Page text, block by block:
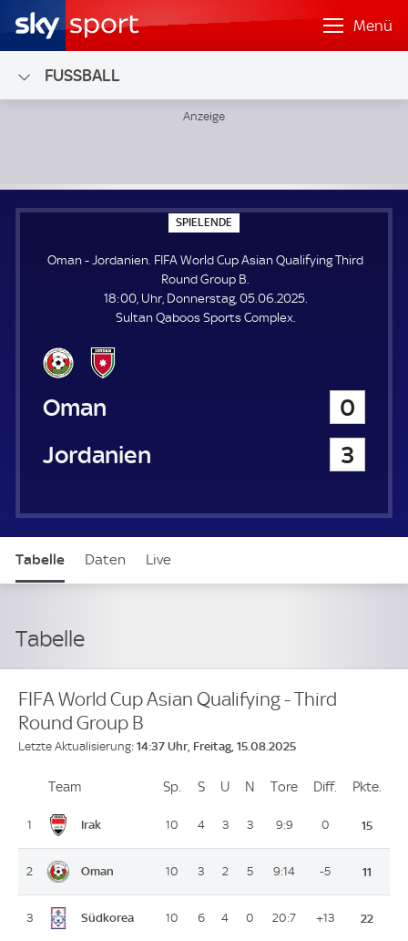
Menü
FUSSBALL
SPIELENDE
P
E
E
N
E
Oman - Jordanien. FIFA World Cup Asian Qualifying Third
Round Group B.
18:00, Uhr, Donnerstag, 05.06.2025.
Sultan Qaboos Sports Complex.
Oman
0
Jordanien
3
Tabelle Daten Live
Tabelle
FIFA World Cup Asian Qualifying - Third
Round Group B
Letzte Aktualisierung: 14:37 Uhr, Freitag, 15.08.2025
PlatzTeam Sp. Spiele
SSiege
U Unentschieden
N Niederlagen
Tore ToreDiff. Differenz
Pkte.
1 Irak 10 4 3 3 9:9 0 15
2 Oman 10 3 2 5 9:14 -5 11
3 Südkorea 10 6 4 0 20:7 +13 22